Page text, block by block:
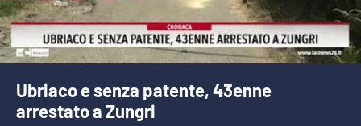
VIDEO
Ambiente
Cronaca
Ubriaco e senza patente, 43enne
arrestato a Zungri